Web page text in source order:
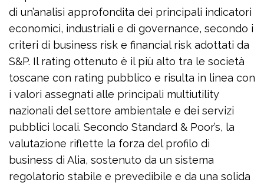
di un’analisi approfondita dei principali indicatori
economici, industriali e di governance, secondo i
criteri di business risk e financial risk adottati da
S&P. Il rating ottenuto è il più alto tra le società
toscane con rating pubblico e risulta in linea con
i valori assegnati alle principali multiutility
nazionali del settore ambientale e dei servizi
pubblici locali. Secondo Standard & Poor’s, la
valutazione riflette la forza del profilo di
business di Alia, sostenuto da un sistema
regolatorio stabile e prevedibile e da una solida